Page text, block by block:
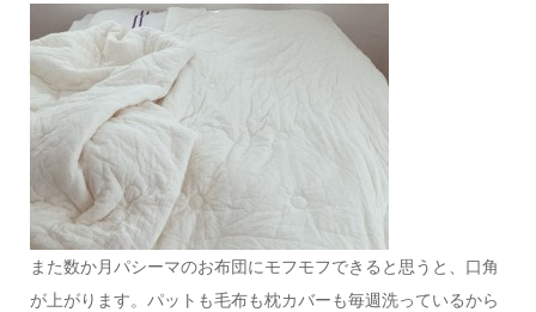
また数か月パシーマのお布団にモフモフできると思うと、口角
が上がります。パットも毛布も枕カバーも毎週洗っているから